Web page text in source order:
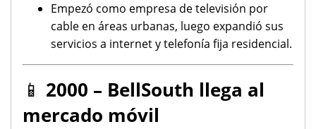
Empezó como empresa de televisión por
cable en áreas urbanas, luego expandió sus
servicios a internet y telefonía fija residencial.
📱 2000 – BellSouth llega al
mercado móvil